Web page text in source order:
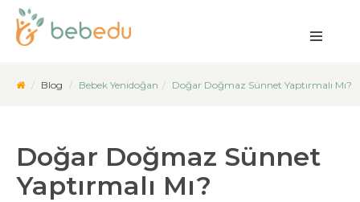
Blog Bebek Yenidoğan Doğar Doğmaz Sünnet Yaptırmalı Mı?
Doğar Doğmaz Sünnet
Yaptırmalı Mı?